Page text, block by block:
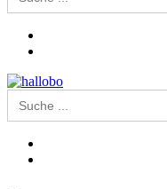
Search
for: